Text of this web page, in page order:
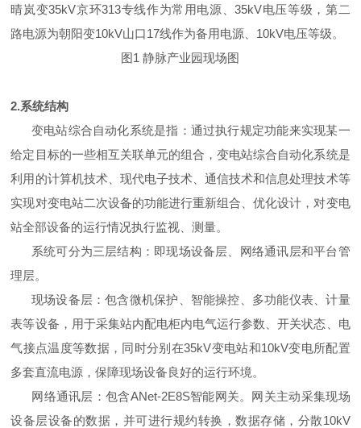
晴岚变35kV京环313专线作为常用电源、35kV电压等级，第二
路电源为朝阳变10kV山口17线作为备用电源、10kV电压等级。
图1 静脉产业园现场图
2.系统结构
变电站综合自动化系统是指：通过执行规定功能来实现某一
给定目标的一些相互关联单元的组合，变电站综合自动化系统是
利用的计算机技术、现代电子技术、通信技术和信息处理技术等
实现对变电站二次设备的功能进行重新组合、优化设计，对变电
站全部设备的运行情况执行监视、测量。
系统可分为三层结构：即现场设备层、网络通讯层和平台管
理层。
现场设备层：包含微机保护、智能操控、多功能仪表、计量
表等设备，用于采集站内配电柜内电气运行参数、开关状态、电
气接点温度等数据，同时分别在35kV变电站和10kV变电所配置
多套直流电源，保障现场设备良好的运行环境。
网络通讯层：包含ANet-2E8S智能网关。网关主动采集现场
设备层设备的数据，并可进行规约转换，数据存储，分散10kV